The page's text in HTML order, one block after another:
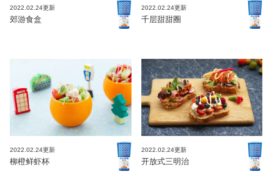
2022.02.24更新
郊游食盒
2022.02.24更新
千层甜甜圈
2022.02.24更新
柳橙鲜虾杯
2022.02.24更新
开放式三明治